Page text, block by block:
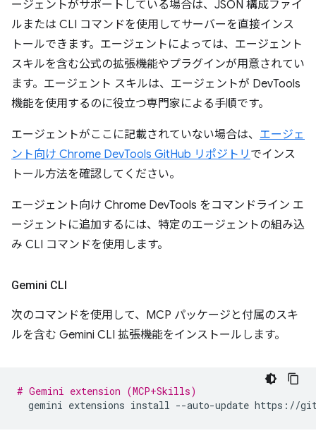
ージェントがサポートしている場合は、JSON 構成ファイ
ルまたは CLI コマンドを使用してサーバーを直接インス
トールできます。エージェントによっては、エージェント
スキルを含む公式の拡張機能やプラグインが用意されてい
ます。エージェント スキルは、エージェントが DevTools
機能を使用するのに役立つ専門家による手順です。
エージェントがここに記載されていない場合は、 エージェ
ント向け Chrome DevTools GitHub リポジトリ でインス
トール方法を確認してください。
エージェント向け Chrome DevTools をコマンドライン エ
ージェントに追加するには、特定のエージェントの組み込
み CLI コマンドを使用します。
Gemini CLI
次のコマンドを使用して、MCP パッケージと付属のスキ
ルを含む Gemini CLI 拡張機能をインストールします。
# Gemini extension (MCP+Skills)
gemini extensions install --auto-update